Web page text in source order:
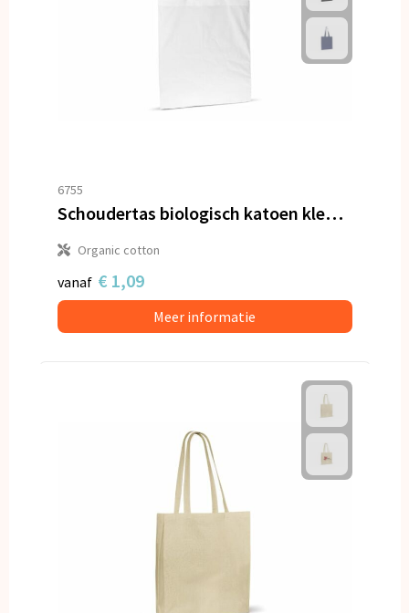
6755
Schoudertas biologisch katoen kleur lang 140g/m² 38x42 cm
Organic cotton
vanaf € 1,09
Meer informatie